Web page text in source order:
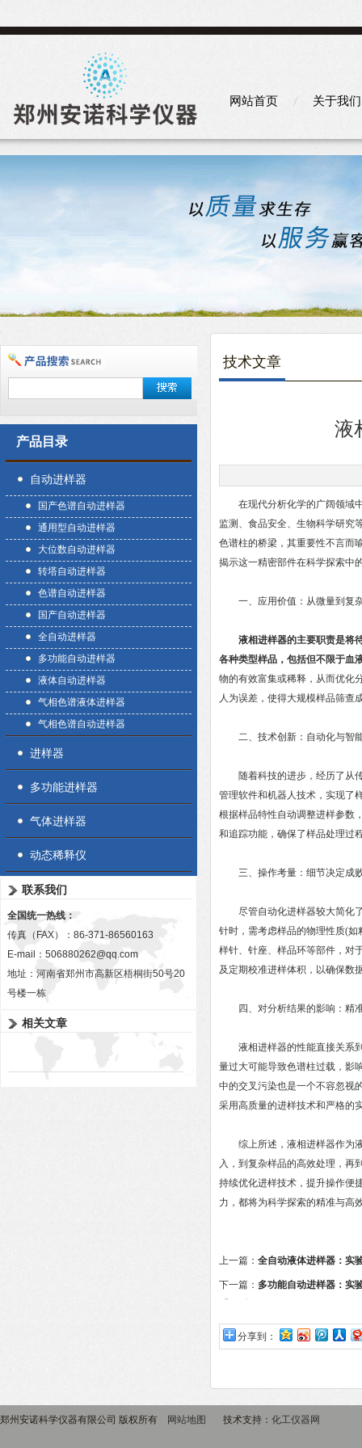
网站首页 关于我们
产品目录
自动进样器
国产色谱自动进样器
通用型自动进样器
大位数自动进样器
转塔自动进样器
色谱自动进样器
国产自动进样器
全自动进样器
多功能自动进样器
液体自动进样器
气相色谱液体进样器
气相色谱自动进样器
进样器
多功能进样器
气体进样器
动态稀释仪
联系我们
全国统一热线：
传真（FAX）：86-371-86560163
E-mail： 506880262@qq.com
地址：河南省郑州市高新区梧桐街50号20
号楼一栋
相关文章
技术文章
液
在现代分析化学的广阔领域中
监测、食品安全、生物科学研究
色谱柱的桥梁，其重要性不言而
揭示这一精密部件在科学探索中
一、应用价值：从微量到复
液相进样器的主要职责是将
各种类型样品，包括但不限于血
物的有效富集或稀释，从而优化
人为误差，使得大规模样品筛查
二、技术创新：自动化与智
随着科技的进步，经历了从传
管理软件和机器人技术，实现了
根据样品特性自动调整进样参数
和追踪功能，确保了样品处理过
三、操作考量：细节决定成
尽管自动化进样器较大简化了
针时，需考虑样品的物理性质(
样针、针座、样品环等部件，对
及定期校准进样体积，以确保数
四、对分析结果的影响：精
液相进样器的性能直接关系到
量过大可能导致色谱柱过载，影
中的交叉污染也是一个不容忽视
采用高质量的进样技术和严格的
综上所述，液相进样器作为液
入，到复杂样品的高效处理，再
持续优化进样技术，提升操作便
力，都将为科学探索的精准与高
上一篇： 全自动液体进样器：实
下一篇： 多功能自动进样器：实
分享到：
郑州安诺科学仪器有限公司 版权所有 网站地图 技术支持： 化工仪器网